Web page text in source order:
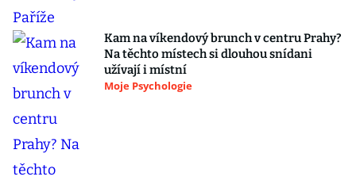
Kam na víkendový brunch v centru Prahy?
Na těchto místech si dlouhou snídani
užívají i místní
Moje Psychologie